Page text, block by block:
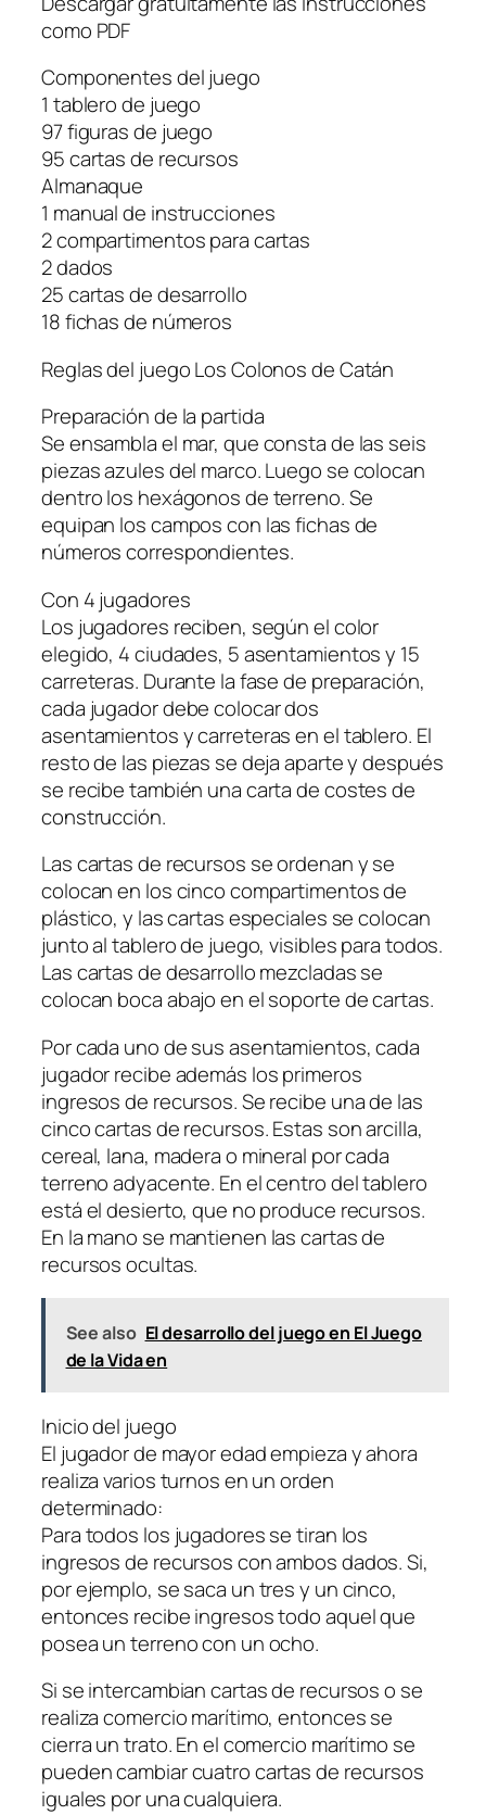
como PDF
Componentes del juego
1 tablero de juego
97 figuras de juego
95 cartas de recursos
Almanaque
1 manual de instrucciones
2 compartimentos para cartas
2 dados
25 cartas de desarrollo
18 fichas de números
Reglas del juego Los Colonos de Catán
Preparación de la partida
Se ensambla el mar, que consta de las seis
piezas azules del marco. Luego se colocan
dentro los hexágonos de terreno. Se
equipan los campos con las fichas de
números correspondientes.
Con 4 jugadores
Los jugadores reciben, según el color
elegido, 4 ciudades, 5 asentamientos y 15
carreteras. Durante la fase de preparación,
cada jugador debe colocar dos
asentamientos y carreteras en el tablero. El
resto de las piezas se deja aparte y después
se recibe también una carta de costes de
construcción.
Las cartas de recursos se ordenan y se
colocan en los cinco compartimentos de
plástico, y las cartas especiales se colocan
junto al tablero de juego, visibles para todos.
Las cartas de desarrollo mezcladas se
colocan boca abajo en el soporte de cartas.
Por cada uno de sus asentamientos, cada
jugador recibe además los primeros
ingresos de recursos. Se recibe una de las
cinco cartas de recursos. Estas son arcilla,
cereal, lana, madera o mineral por cada
terreno adyacente. En el centro del tablero
está el desierto, que no produce recursos.
En la mano se mantienen las cartas de
recursos ocultas.
See also El desarrollo del juego en El Juego
de la Vida en
Inicio del juego
El jugador de mayor edad empieza y ahora
realiza varios turnos en un orden
determinado:
Para todos los jugadores se tiran los
ingresos de recursos con ambos dados. Si,
por ejemplo, se saca un tres y un cinco,
entonces recibe ingresos todo aquel que
posea un terreno con un ocho.
Si se intercambian cartas de recursos o se
realiza comercio marítimo, entonces se
cierra un trato. En el comercio marítimo se
pueden cambiar cuatro cartas de recursos
iguales por una cualquiera.